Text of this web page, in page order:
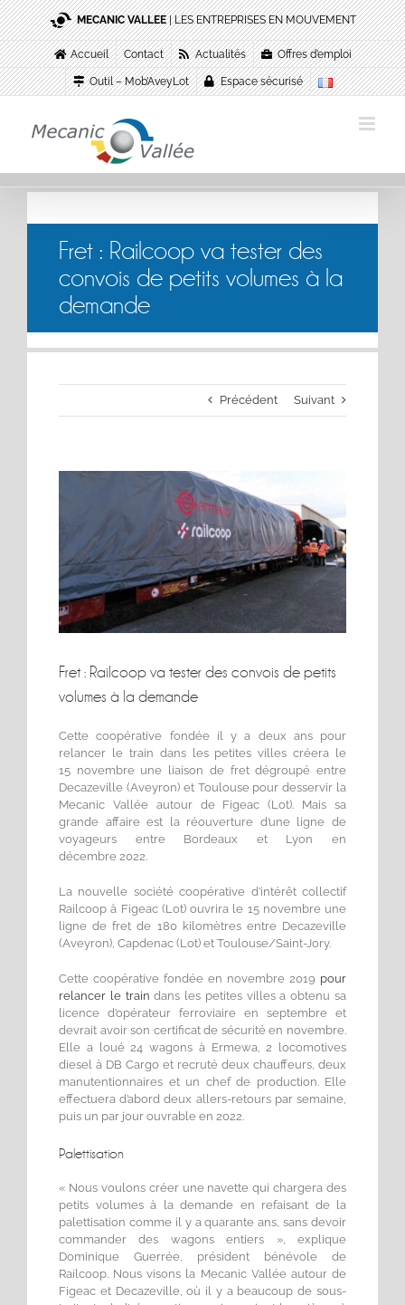
Passer
au
contenu
MECANIC VALLEE| LES ENTREPRISES EN MOUVEMENT
Accueil Contact Actualités Offres d’emploi
Outil – Mob’AveyLot Espace sécurisé
Fret : Railcoop va tester des
convois de petits volumes à la
demande
Précédent Suivant
Fret : Railcoop va tester des convois de petits
volumes à la demande
Cette coopérative fondée il y a deux ans pour
relancer le train dans les petites villes créera le
15 novembre une liaison de fret dégroupé entre
Decazeville (Aveyron) et Toulouse pour desservir la
Mecanic Vallée autour de Figeac (Lot). Mais sa
grande affaire est la réouverture d’une ligne de
voyageurs entre Bordeaux et Lyon en
décembre 2022.
La nouvelle société coopérative d’intérêt collectif
Railcoop à Figeac (Lot) ouvrira le 15 novembre une
ligne de fret de 180 kilomètres entre Decazeville
(Aveyron), Capdenac (Lot) et Toulouse/Saint-Jory.
Cette coopérative fondée en novembre 2019 pour
relancer le train dans les petites villes a obtenu sa
licence d’opérateur ferroviaire en septembre et
devrait avoir son certificat de sécurité en novembre.
Elle a loué 24 wagons à Ermewa, 2 locomotives
diesel à DB Cargo et recruté deux chauffeurs, deux
manutentionnaires et un chef de production. Elle
effectuera d’abord deux allers-retours par semaine,
puis un par jour ouvrable en 2022.
Palettisation
« Nous voulons créer une navette qui chargera des
petits volumes à la demande en refaisant de la
palettisation comme il y a quarante ans, sans devoir
commander des wagons entiers », explique
Dominique Guerrée, président bénévole de
Railcoop. Nous visons la Mecanic Vallée autour de
Figeac et Decazeville, où il y a beaucoup de sous-